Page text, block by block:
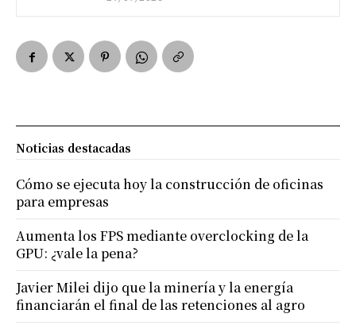
Noticias destacadas
Cómo se ejecuta hoy la construcción de oficinas
para empresas
Aumenta los FPS mediante overclocking de la
GPU: ¿vale la pena?
Javier Milei dijo que la minería y la energía
financiarán el final de las retenciones al agro